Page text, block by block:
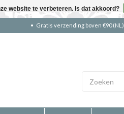
Gratis verzending boven €90 (NL)
website te verbeteren. Is dat akkoord?